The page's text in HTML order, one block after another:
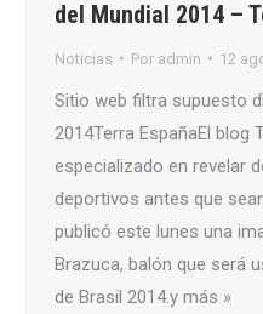
del Mundial 2014 –
Noticias Por admin 12
Sitio web filtra supuesto
2014Terra EspañaEl blog
especializado en revelar
deportivos antes que
publicó este lunes una
Brazuca, balón que será
de Brasil 2014.y más »